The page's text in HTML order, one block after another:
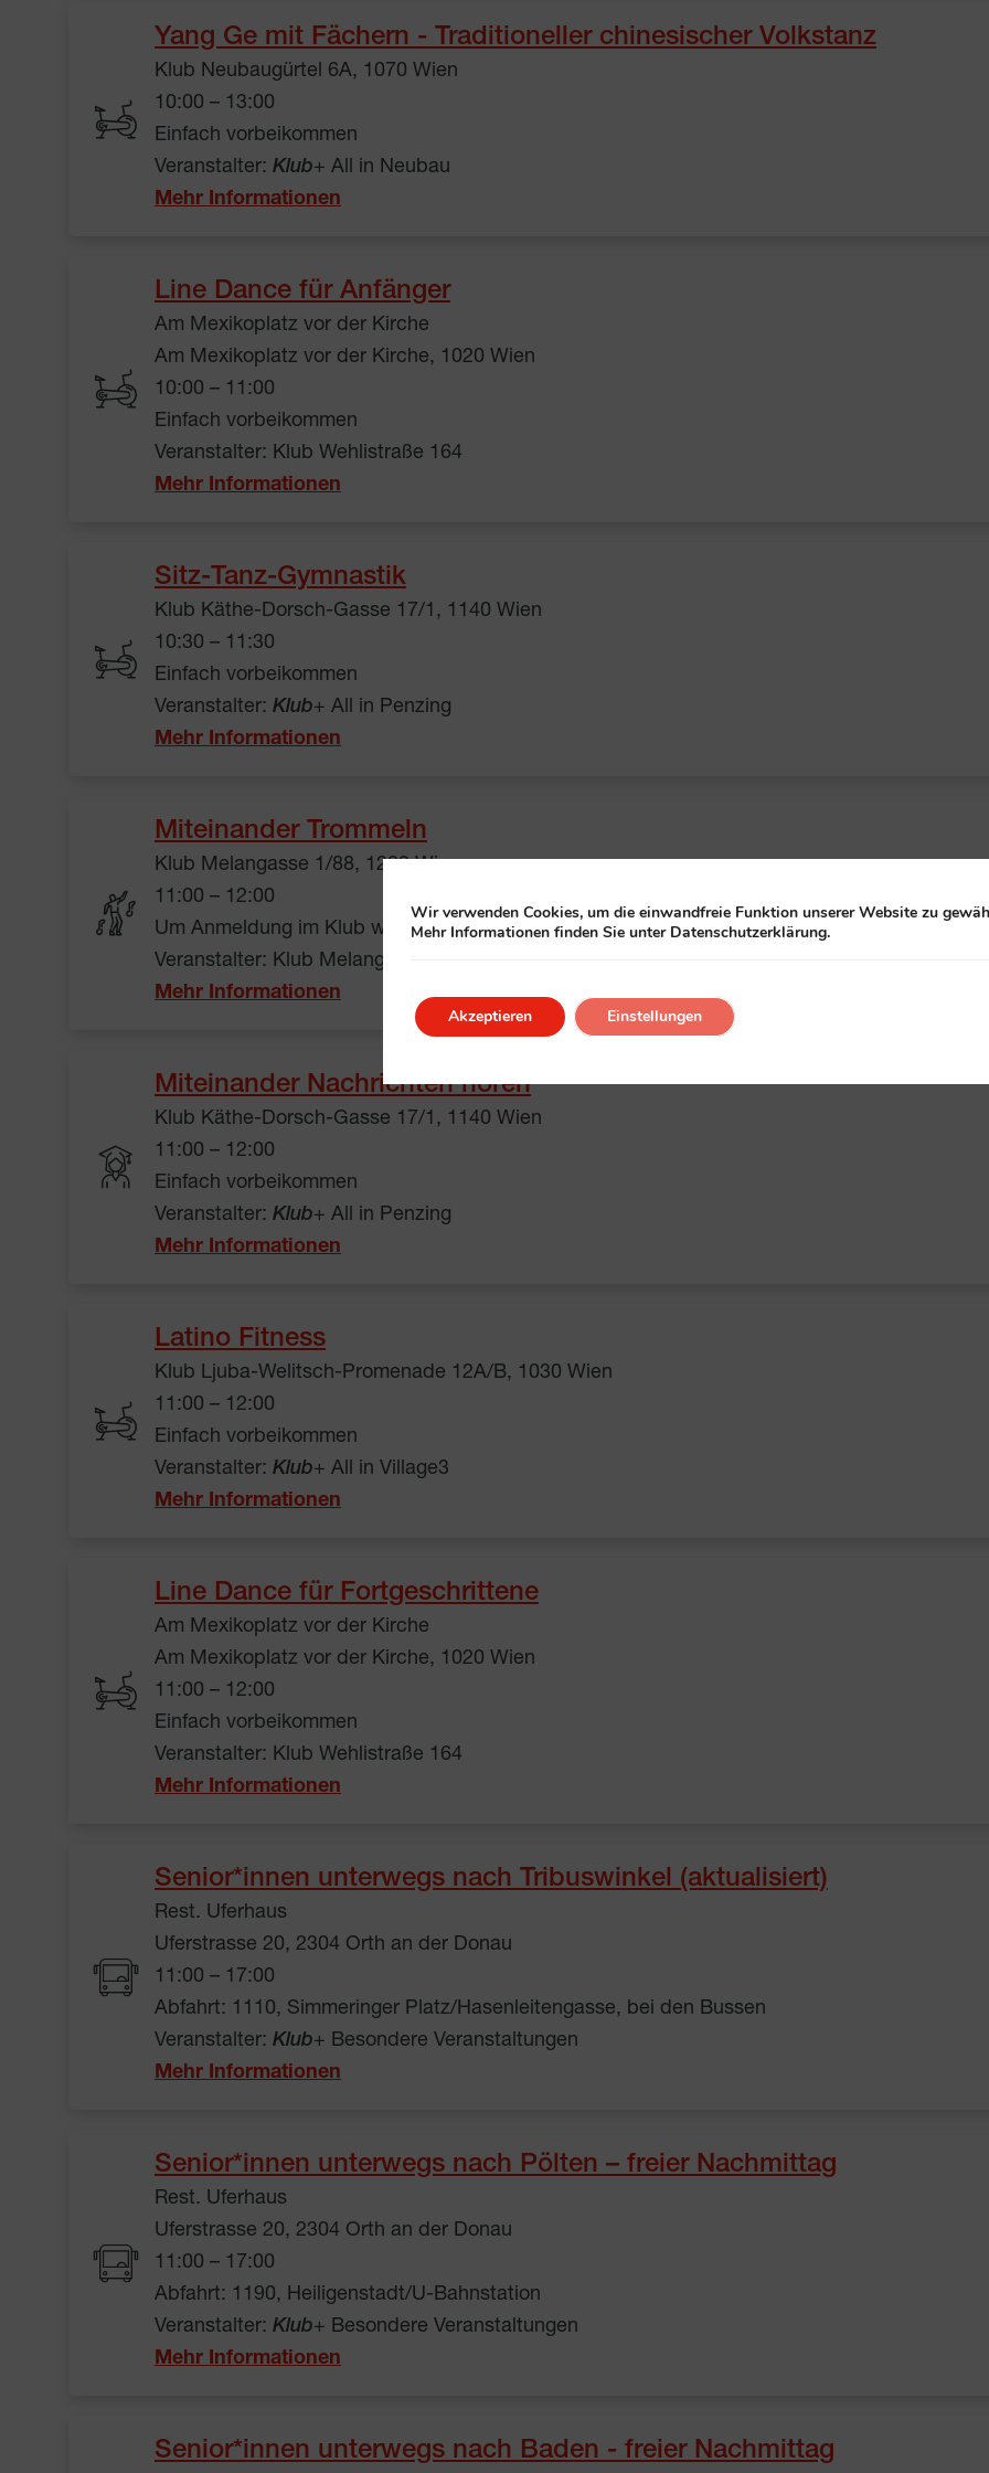
Yang Ge mit Fächern - Traditioneller chinesischer Volkstanz
Klub Neubaugürtel 6A, 1070 Wien
10:00 – 13:00
Einfach vorbeikommen
Veranstalter: Klub+ All in Neubau
Mehr Informationen
Line Dance für Anfänger
Am Mexikoplatz vor der Kirche
Am Mexikoplatz vor der Kirche, 1020 Wien
10:00 – 11:00
Einfach vorbeikommen
Veranstalter: Klub Wehlistraße 164
Mehr Informationen
Sitz-Tanz-Gymnastik
Klub Käthe-Dorsch-Gasse 17/1, 1140 Wien
10:30 – 11:30
Einfach vorbeikommen
Veranstalter: Klub+ All in Penzing
Mehr Informationen
Miteinander Trommeln
Klub Melangasse 1/88, 1220 Wien
11:00 – 12:00
Um Anmeldung im Klub wird gebeten
Veranstalter: Klub Melangasse 1/88
Mehr Informationen
Miteinander Nachrichten hören
Klub Käthe-Dorsch-Gasse 17/1, 1140 Wien
11:00 – 12:00
Einfach vorbeikommen
Veranstalter: Klub+ All in Penzing
Mehr Informationen
Latino Fitness
Klub Ljuba-Welitsch-Promenade 12A/B, 1030 Wien
11:00 – 12:00
Einfach vorbeikommen
Veranstalter: Klub+ All in Village3
Mehr Informationen
Line Dance für Fortgeschrittene
Am Mexikoplatz vor der Kirche
Am Mexikoplatz vor der Kirche, 1020 Wien
11:00 – 12:00
Einfach vorbeikommen
Veranstalter: Klub Wehlistraße 164
Mehr Informationen
Senior*innen unterwegs nach Tribuswinkel (aktualisiert)
Rest. Uferhaus
Uferstrasse 20, 2304 Orth an der Donau
11:00 – 17:00
Abfahrt: 1110, Simmeringer Platz/Hasenleitengasse, bei den Bussen
Veranstalter: Klub+ Besondere Veranstaltungen
Mehr Informationen
Senior*innen unterwegs nach Pölten – freier Nachmittag
Rest. Uferhaus
Uferstrasse 20, 2304 Orth an der Donau
11:00 – 17:00
Abfahrt: 1190, Heiligenstadt/U-Bahnstation
Veranstalter: Klub+ Besondere Veranstaltungen
Mehr Informationen
Senior*innen unterwegs nach Baden - freier Nachmittag
Wir verwenden Cookies, um die einwandfreie Funktion unserer Website zu
Mehr Informationen finden Sie unter Datenschutzerklärung.
Akzeptieren Einstellungen